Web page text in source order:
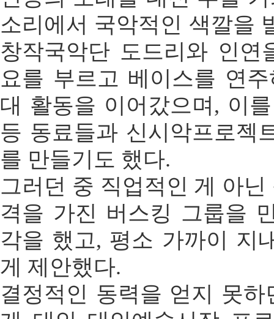
소리에서 국악적인 색깔을
창작국악단 도드리와 인
요를 부르고 베이스를 연
대 활동을 이어갔으며, 이
등 동료들과 신시악프로젝
를 만들기도 했다.
그러던 중 직업적인 게 아
격을 가진 버스킹 그룹을
각을 했고, 평소 가까이 지
게 제안했다.
결정적인 동력을 얻지 못